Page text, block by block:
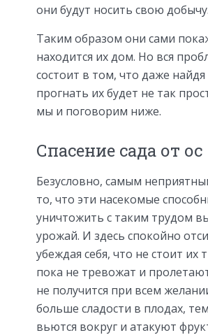
они будут носить свою добычу.
Таким образом они сами
находится их дом. Но вся
состоит в том, что даже
прогнать их будет не так
мы и поговорим ниже.
Спасение сада от ос
Безусловно, самым
то, что эти насекомые
уничтожить с таким трудом
урожай. И здесь спокойно
убеждая себя, что не стоит их
пока не тревожат и
не получится при всем
больше сладости в плодах,
вьются вокруг и атакуют